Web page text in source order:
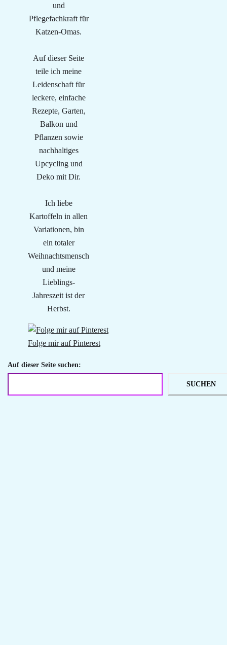
und
Pflegefachkraft für
Katzen-Omas.
Auf dieser Seite
teile ich meine
Leidenschaft für
leckere, einfache
Rezepte, Garten,
Balkon und
Pflanzen sowie
nachhaltiges
Upcycling und
Deko mit Dir.
Ich liebe
Kartoffeln in allen
Variationen, bin
ein totaler
Weihnachtsmensch
und meine
Lieblings-
Jahreszeit ist der
Herbst.
Folge mir auf Pinterest
Auf dieser Seite suchen:
SUCHEN